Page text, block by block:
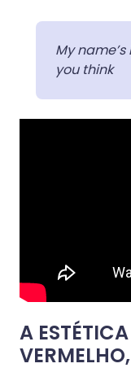
My
you think
A